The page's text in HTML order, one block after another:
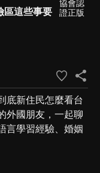
區這些事要
底新住民怎麼看台
外國朋友，一起聊
言學習經驗、婚姻